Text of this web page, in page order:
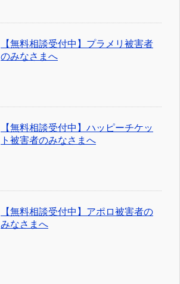
【無料相談受付中】プラメリ被害者
のみなさまへ
【無料相談受付中】ハッピーチケッ
ト被害者のみなさまへ
【無料相談受付中】アポロ被害者の
みなさまへ